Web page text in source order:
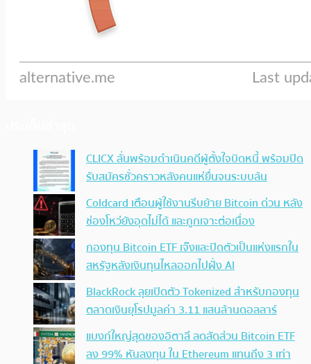
CLICX ลั่นพร้อมดำเนินคดีผู้ตั้งใจบิดหนี้ พร้อมปิด
รับสมัครชั่วคราวหลังคนแห่ยื่นจนระบบล้น
Coldcard เตือนผู้ใช้งานรีบย้าย Bitcoin ด่วน หลัง
ช่องโหว่ยังอุดไม่ได้ และถูกเจาะต่อเนื่อง
กองทุน Bitcoin ETF เจ๊งและปิดตัวเป็นแห่งแรกใน
สหรัฐหลังเงินทุนไหลออกไปฝั่ง AI
BlackRock ลุยเปิดตัว Tokenized สำหรับกองทุน
ตลาดเงินยุโรปมูลค่า 3.11 แสนล้านดอลลาร์
แบงก์ใหญ่สุดของอิตาลี ลดสัดส่วน Bitcoin ETF
ลง 99% หันลงทุน ใน Ethereum แทนถึง 3 เท่า